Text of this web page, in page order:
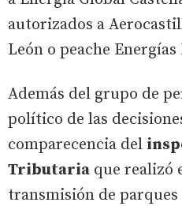
autorizados a
León o peache Energías
Además del grupo de
político de las
comparecencia del
Tributaria que realizó
transmisión de parques